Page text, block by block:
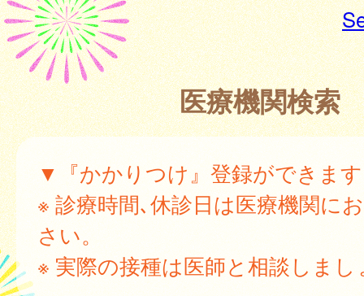
医療機関検索
▼『かかりつけ』登録ができま
※ 診療時間､休診日は医療機関に
さい。
※ 実際の接種は医師と相談しまし